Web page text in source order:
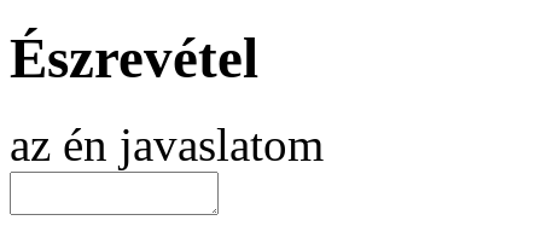
Észrevétel
az én javaslatom